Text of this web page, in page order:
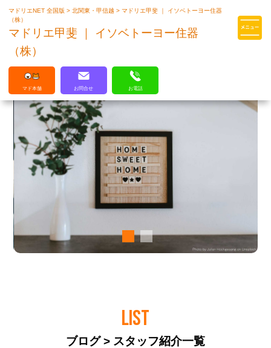
マドリエはLIXILの厳しい基準を
マドリエNET 全国版>北関東・甲信越>マドリエ甲斐 ｜ イソベトーヨー住器
（株）
マドリエ甲斐 ｜ イソベトーヨー住器
（株）
マド本舗 お問合せ お電話
LIST
ブログ > スタッフ紹介一覧